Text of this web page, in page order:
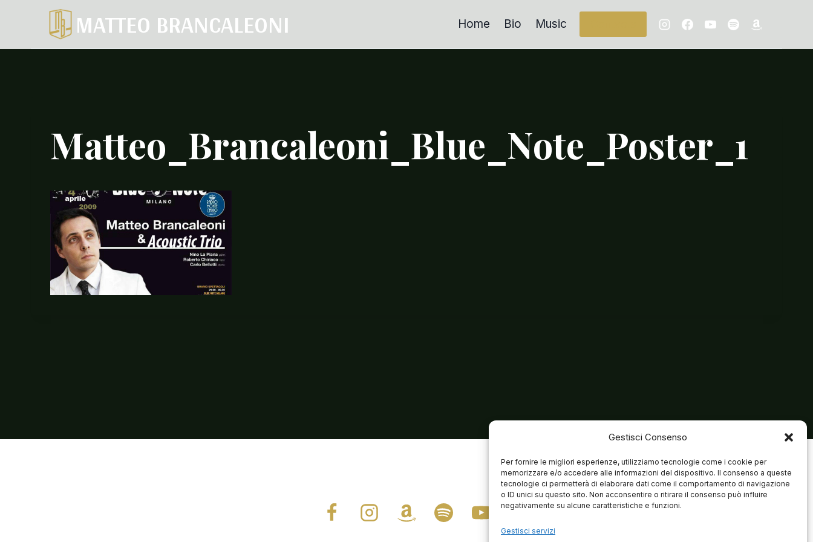
Gestisci Consenso
Per fornire le migliori esperienze, utilizziamo tecnologie come i cookie per
memorizzare e/o accedere alle informazioni del dispositivo. Il consenso a queste
tecnologie ci permetterà di elaborare dati come il comportamento di navigazione
o ID unici su questo sito. Non acconsentire o ritirare il consenso può influire
negativamente su alcune caratteristiche e funzioni.
Gestisci servizi
contenuto
MATTEO BRANCALEONI Home Bio Music
Matteo_Brancaleoni_Blue_Note_Poster_1